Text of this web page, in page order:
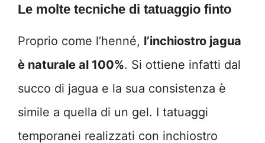
Le molte tecniche di tatuaggio finto
Proprio come l’henné, l’inchiostro jagua
è naturale al 100%. Si ottiene infatti dal
succo di jagua e la sua consistenza è
simile a quella di un gel. I tatuaggi
temporanei realizzati con inchiostro